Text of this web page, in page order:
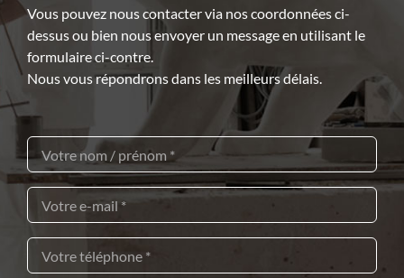
Vous pouvez nous contacter via nos coordonnées ci-
dessus ou bien nous envoyer un message en utilisant le
formulaire ci-contre.
Nous vous répondrons dans les meilleurs délais.